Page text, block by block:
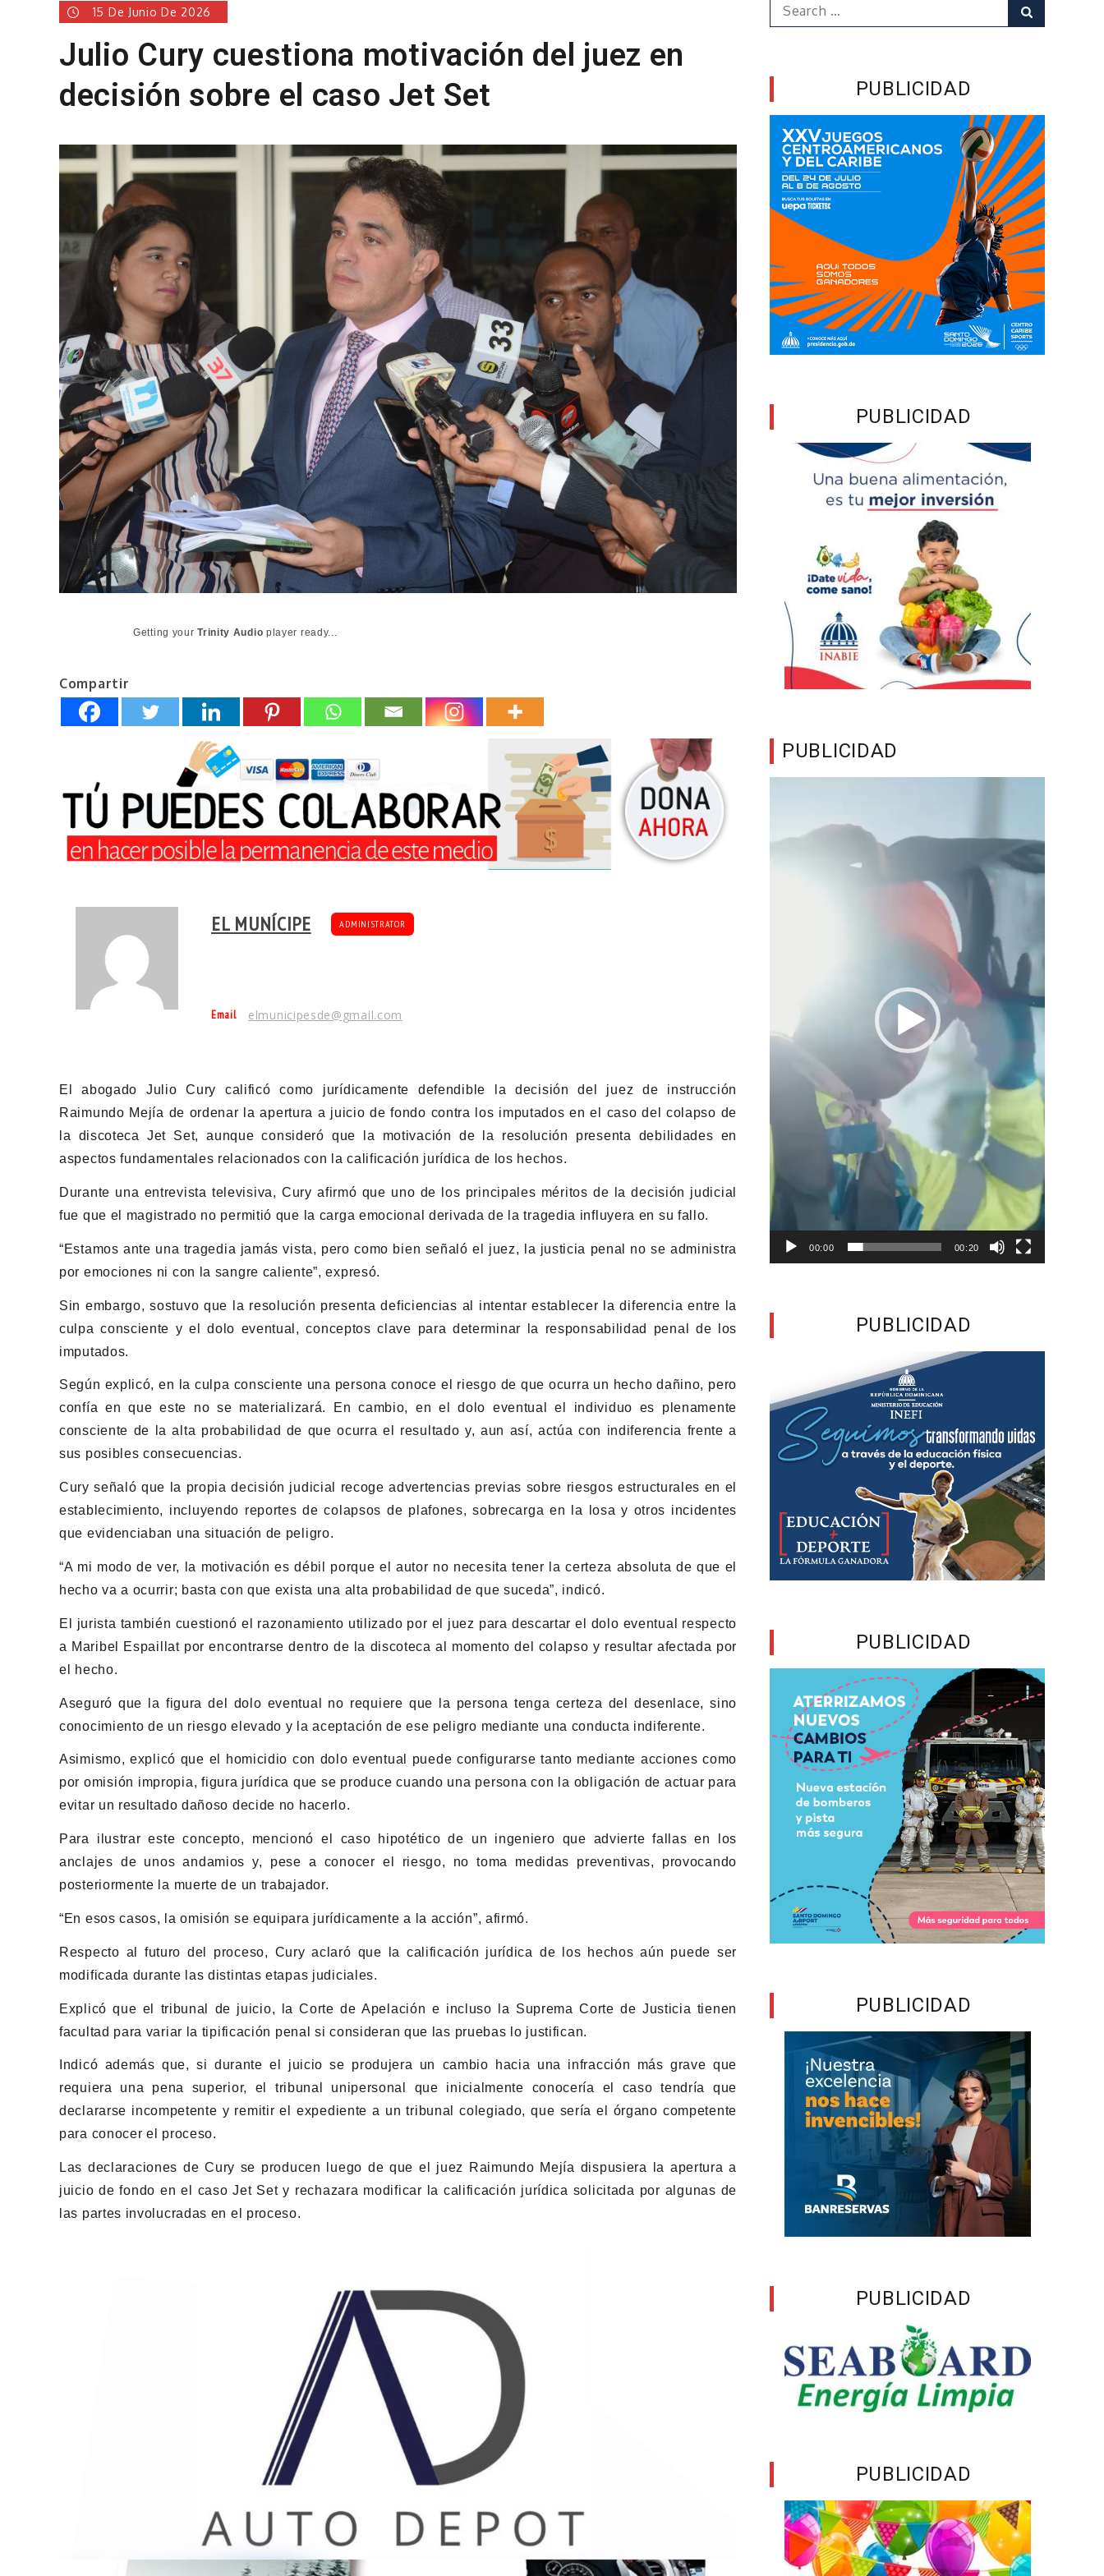
15 De Junio De 2026
Julio Cury cuestiona motivación del juez en
decisión sobre el caso Jet Set
Getting yourTrinity Audio player ready...
Compartir
EL MUNÍCIPE ADMINISTRATOR
Email elmunicipesde@gmail.com
El abogado Julio Cury calificó como jurídicamente defendible la decisión del juez de instrucción
Raimundo Mejía de ordenar la apertura a juicio de fondo contra los imputados en el caso del colapso de
la discoteca Jet Set, aunque consideró que la motivación de la resolución presenta debilidades en
aspectos fundamentales relacionados con la calificación jurídica de los hechos.
Durante una entrevista televisiva, Cury afirmó que uno de los principales méritos de la decisión judicial
fue que el magistrado no permitió que la carga emocional derivada de la tragedia influyera en su fallo.
“Estamos ante una tragedia jamás vista, pero como bien señaló el juez, la justicia penal no se administra
por emociones ni con la sangre caliente”, expresó.
Sin embargo, sostuvo que la resolución presenta deficiencias al intentar establecer la diferencia entre la
culpa consciente y el dolo eventual, conceptos clave para determinar la responsabilidad penal de los
imputados.
Según explicó, en la culpa consciente una persona conoce el riesgo de que ocurra un hecho dañino, pero
confía en que este no se materializará. En cambio, en el dolo eventual el individuo es plenamente
consciente de la alta probabilidad de que ocurra el resultado y, aun así, actúa con indiferencia frente a
sus posibles consecuencias.
Cury señaló que la propia decisión judicial recoge advertencias previas sobre riesgos estructurales en el
establecimiento, incluyendo reportes de colapsos de plafones, sobrecarga en la losa y otros incidentes
que evidenciaban una situación de peligro.
“A mi modo de ver, la motivación es débil porque el autor no necesita tener la certeza absoluta de que el
hecho va a ocurrir; basta con que exista una alta probabilidad de que suceda”, indicó.
El jurista también cuestionó el razonamiento utilizado por el juez para descartar el dolo eventual respecto
a Maribel Espaillat por encontrarse dentro de la discoteca al momento del colapso y resultar afectada por
el hecho.
Aseguró que la figura del dolo eventual no requiere que la persona tenga certeza del desenlace, sino
conocimiento de un riesgo elevado y la aceptación de ese peligro mediante una conducta indiferente.
Asimismo, explicó que el homicidio con dolo eventual puede configurarse tanto mediante acciones como
por omisión impropia, figura jurídica que se produce cuando una persona con la obligación de actuar para
evitar un resultado dañoso decide no hacerlo.
Para ilustrar este concepto, mencionó el caso hipotético de un ingeniero que advierte fallas en los
anclajes de unos andamios y, pese a conocer el riesgo, no toma medidas preventivas, provocando
posteriormente la muerte de un trabajador.
“En esos casos, la omisión se equipara jurídicamente a la acción”, afirmó.
Respecto al futuro del proceso, Cury aclaró que la calificación jurídica de los hechos aún puede ser
modificada durante las distintas etapas judiciales.
Explicó que el tribunal de juicio, la Corte de Apelación e incluso la Suprema Corte de Justicia tienen
facultad para variar la tipificación penal si consideran que las pruebas lo justifican.
Indicó además que, si durante el juicio se produjera un cambio hacia una infracción más grave que
requiera una pena superior, el tribunal unipersonal que inicialmente conocería el caso tendría que
declararse incompetente y remitir el expediente a un tribunal colegiado, que sería el órgano competente
para conocer el proceso.
Las declaraciones de Cury se producen luego de que el juez Raimundo Mejía dispusiera la apertura a
juicio de fondo en el caso Jet Set y rechazara modificar la calificación jurídica solicitada por algunas de
las partes involucradas en el proceso.
for:
PUBLICIDAD
PUBLICIDAD
PUBLICIDAD
00:00 00:20
PUBLICIDAD
PUBLICIDAD
PUBLICIDAD
PUBLICIDAD
PUBLICIDAD